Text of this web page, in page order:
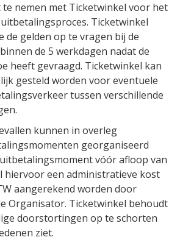
te nemen met Ticketwinkel voor het
Ticketwinkel
de gelden op te vragen bij de
de 5 werkdagen nadat de
heeft gevraagd. Ticketwinkel kan
gesteld worden voor eventuele
tussen verschillende
kunnen in overleg
georganiseerd
vóór afloop van
hiervoor een administratieve kost
aangerekend worden door
Organisator. Ticketwinkel behoudt
doorstortingen op te schorten
ziet.